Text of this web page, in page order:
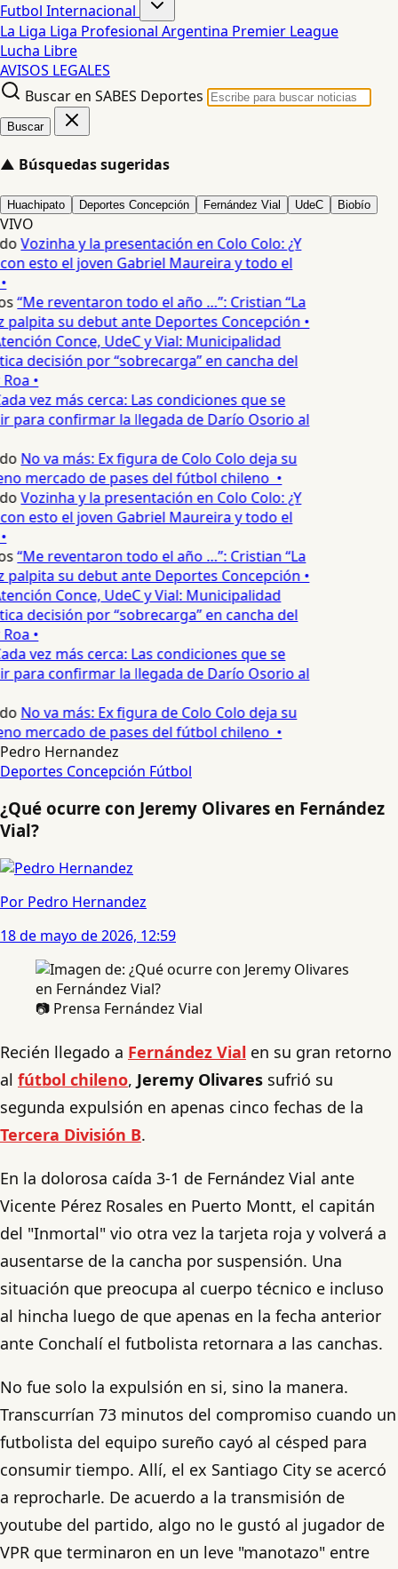
Futbol Internacional
La Liga Liga Profesional Argentina Premier League
Lucha Libre
AVISOS LEGALES
Buscar en SABES Deportes
Buscar
▲ Búsquedas sugeridas
Huachipato Deportes Concepción Fernández Vial UdeC Biobío
VIVO
Vozinha y la presentación en Colo Colo: ¿Y
esto el joven Gabriel Maureira y todo el
“Me reventaron todo el año …”: Cristian “La
palpita su debut ante Deportes Concepción •
Conce, UdeC y Vial: Municipalidad
decisión por “sobrecarga” en cancha del
•
vez más cerca: Las condiciones que se
para confirmar la llegada de Darío Osorio al
No va más: Ex figura de Colo Colo deja su
mercado de pases del fútbol chileno •
Vozinha y la presentación en Colo Colo: ¿Y
esto el joven Gabriel Maureira y todo el
“Me reventaron todo el año …”: Cristian “La
palpita su debut ante Deportes Concepción •
Conce, UdeC y Vial: Municipalidad
decisión por “sobrecarga” en cancha del
•
vez más cerca: Las condiciones que se
para confirmar la llegada de Darío Osorio al
No va más: Ex figura de Colo Colo deja su
mercado de pases del fútbol chileno •
Pedro Hernandez
Deportes Concepción Fútbol
¿Qué ocurre con Jeremy Olivares en Fernández
Vial?
Por Pedro Hernandez
18 de mayo de 2026, 12:59
📷 Prensa Fernández Vial
Recién llegado a Fernández Vial en su gran retorno
al fútbol chileno, Jeremy Olivares sufrió su
segunda expulsión en apenas cinco fechas de la
Tercera División B.
En la dolorosa caída 3-1 de Fernández Vial ante
Vicente Pérez Rosales en Puerto Montt, el capitán
del "Inmortal" vio otra vez la tarjeta roja y volverá a
ausentarse de la cancha por suspensión. Una
situación que preocupa al cuerpo técnico e incluso
al hincha luego de que apenas en la fecha anterior
ante Conchalí el futbolista retornara a las canchas.
No fue solo la expulsión en si, sino la manera.
Transcurrían 73 minutos del compromiso cuando un
futbolista del equipo sureño cayó al césped para
consumir tiempo. Allí, el ex Santiago City se acercó
a reprocharle. De acuerdo a la transmisión de
youtube del partido, algo no le gustó al jugador de
VPR que terminaron en un leve "manotazo" entre